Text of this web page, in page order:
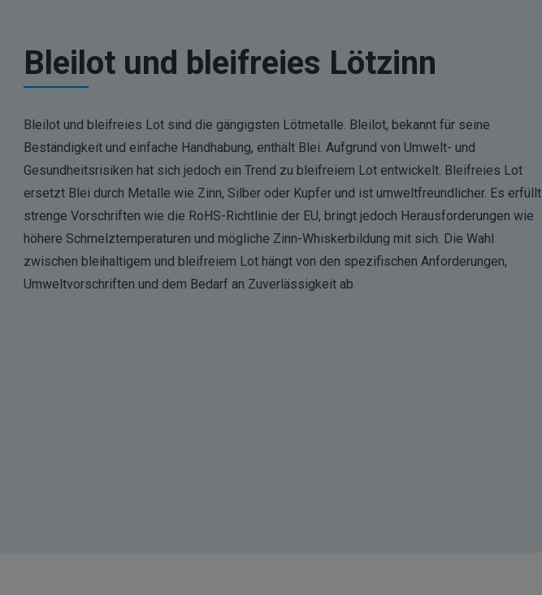
Bleilot und bleifreies Lötzinn
Bleilot und bleifreies Lot sind die gängigsten Lötmetalle. Bleilot, bekannt für seine
Beständigkeit und einfache Handhabung, enthält Blei. Aufgrund von Umwelt- und
Gesundheitsrisiken hat sich jedoch ein Trend zu bleifreiem Lot entwickelt. Bleifreies Lot
ersetzt Blei durch Metalle wie Zinn, Silber oder Kupfer und ist umweltfreundlicher. Es erfüllt
strenge Vorschriften wie die RoHS-Richtlinie der EU, bringt jedoch Herausforderungen wie
höhere Schmelztemperaturen und mögliche Zinn-Whiskerbildung mit sich. Die Wahl
zwischen bleihaltigem und bleifreiem Lot hängt von den spezifischen Anforderungen,
Umweltvorschriften und dem Bedarf an Zuverlässigkeit ab.